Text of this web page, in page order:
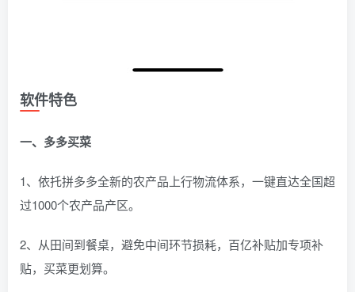
软件特色
一、多多买菜
1、依托拼多多全新的农产品上行物流体系，一键直达全国超
过1000个农产品产区。
2、从田间到餐桌，避免中间环节损耗，百亿补贴加专项补
贴，买菜更划算。